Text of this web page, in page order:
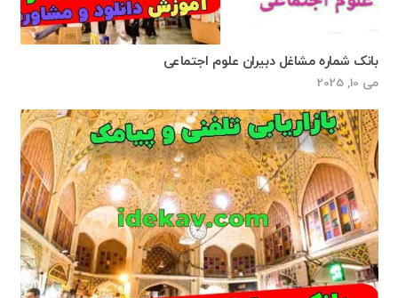
بانک شماره مشاغل دبیران علوم اجتماعی
می 10, 2025